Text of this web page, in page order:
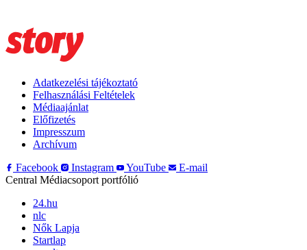
Adatkezelési tájékoztató
Felhasználási Feltételek
Médiaajánlat
Előfizetés
Impresszum
Archívum
Facebook
Instagram YouTube
E-mail
Central Médiacsoport portfólió
24.hu
nlc
Nők Lapja
Startlap